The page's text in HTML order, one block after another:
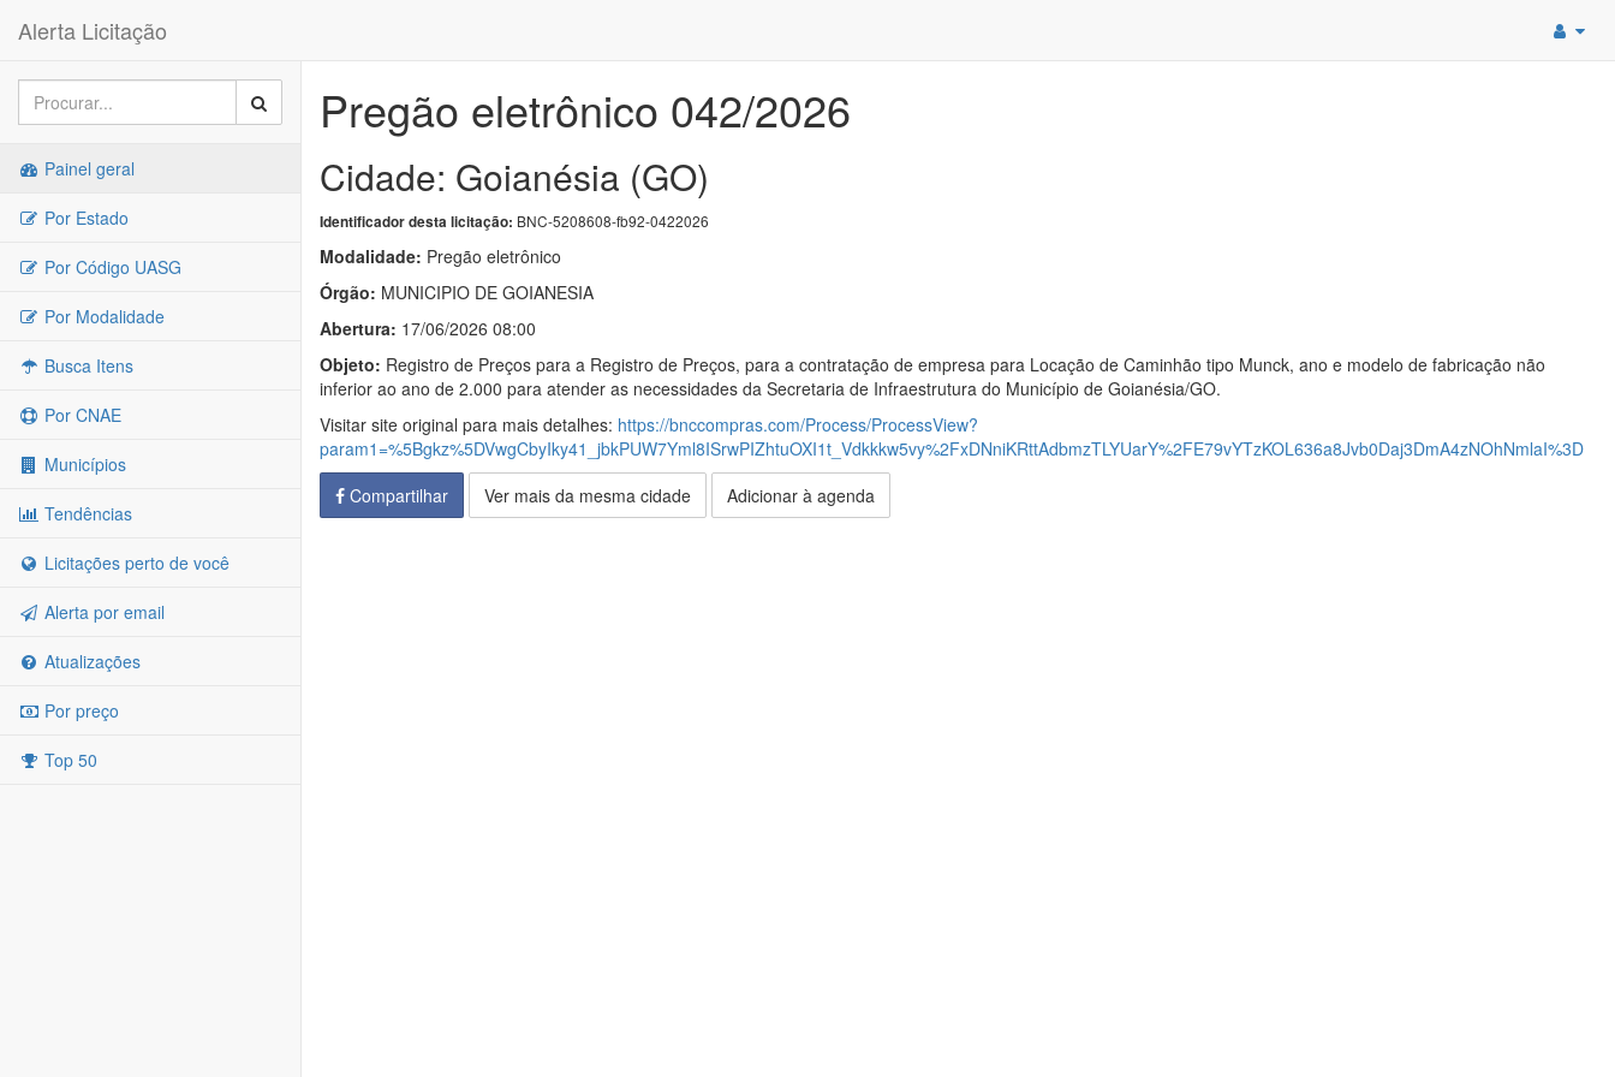
Alerta Licitação
Painel geral
Por Estado
Por Código UASG
Por Modalidade
Busca Itens
Por CNAE
Municípios
Tendências
Licitações perto de você
Alerta por email
Atualizações
Por preço
Top 50
Pregão eletrônico 042/2026
Cidade: Goianésia (GO)
Identificador desta licitação: BNC-5208608-fb92-0422026
Modalidade: Pregão eletrônico
Órgão: MUNICIPIO DE GOIANESIA
Abertura: 17/06/2026 08:00
Objeto: Registro de Preços para a Registro de Preços, para a contratação de empresa para Locação de Caminhão tipo Munck, ano e modelo de fabricação não
inferior ao ano de 2.000 para atender as necessidades da Secretaria de Infraestrutura do Município de Goianésia/GO.
Visitar site original para mais detalhes: https://bnccompras.com/Process/ProcessView?
param1=%5Bgkz%5DVwgCbyIky41_jbkPUW7Yml8ISrwPIZhtuOXI1t_Vdkkkw5vy%2FxDNniKRttAdbmzTLYUarY%2FE79vYTzKOL636a8Jvb0Daj3DmA4zNOhNmlaI%3D
Compartilhar
Ver mais da mesma cidade Adicionar à agenda